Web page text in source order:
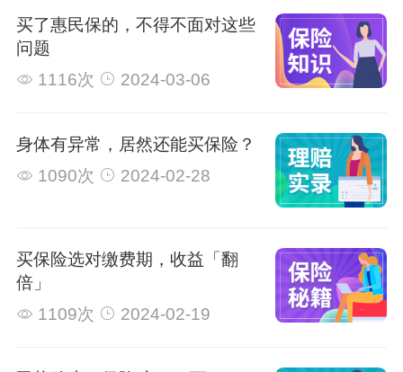
买了惠民保的，不得不面对这些
问题
1116次
2024-03-06
身体有异常，居然还能买保险？
1090次
2024-02-28
买保险选对缴费期，收益「翻
倍」
1109次
2024-02-19